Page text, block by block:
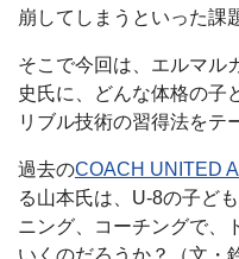
崩してしまうといった課
そこで今回は、エルマル
史氏に、どんな体格の子
リブル技術の習得法をテ
過去のCOACH UNITED
る山本氏は、U-8の子ど
ニング、コーチングで、
いくのだろうか？（文・